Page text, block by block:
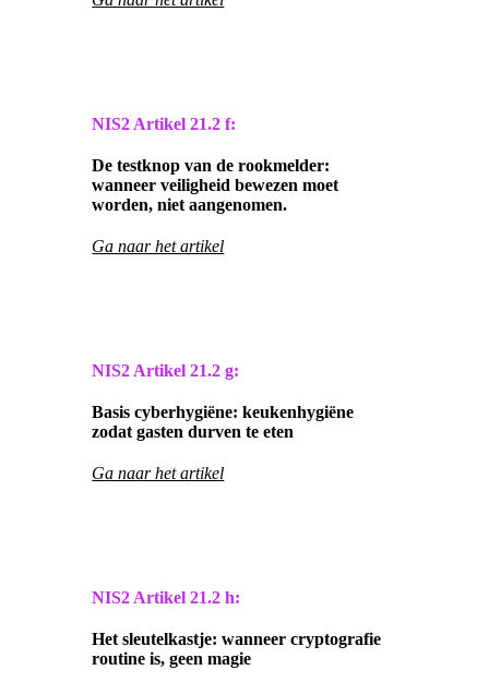
NIS2 Artikel21.2 f:
De testknop van de rookmelder:
wanneer veiligheid bewezen moet
worden, niet aangenomen.
Ga naar het artikel
NIS2 Artikel21.2 g:
Basis cyberhygiëne: keukenhygiëne
zodat gasten durven te eten
Ga naar het artikel
NIS2 Artikel21.2 h:
Het sleutelkastje: wanneer cryptografie
routine is, geen magie